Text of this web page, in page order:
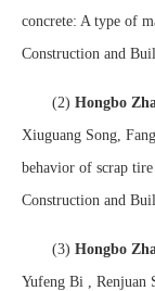
concrete: A type of
Construction and
(2) Hongbo
Xiuguang Song,
behavior of scrap
Construction and
(3) Hongbo
Yufeng Bi , Renjuan